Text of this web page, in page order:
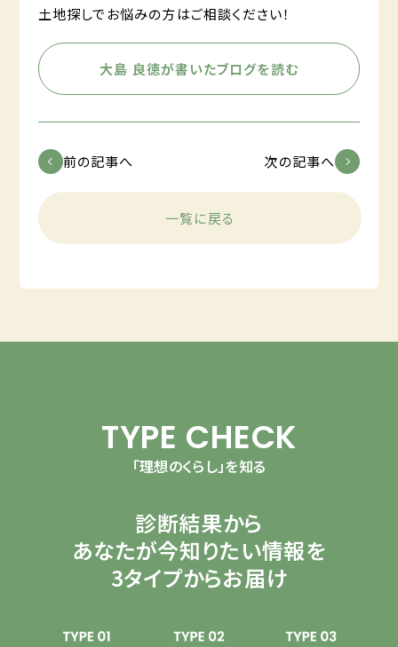
土地探しでお悩みの方はご相談ください！
大島 良徳が書いたブログを読む
前の記事へ 次の記事へ
一覧に戻る
TYPE CHECK
「理想のくらし」を知る
診断結果から
あなたが今知りたい情報を
3タイプからお届け